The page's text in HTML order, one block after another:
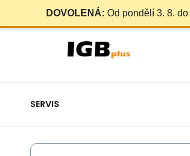
DOVOLENÁ: Od pondělí 3. 8.
SERVIS